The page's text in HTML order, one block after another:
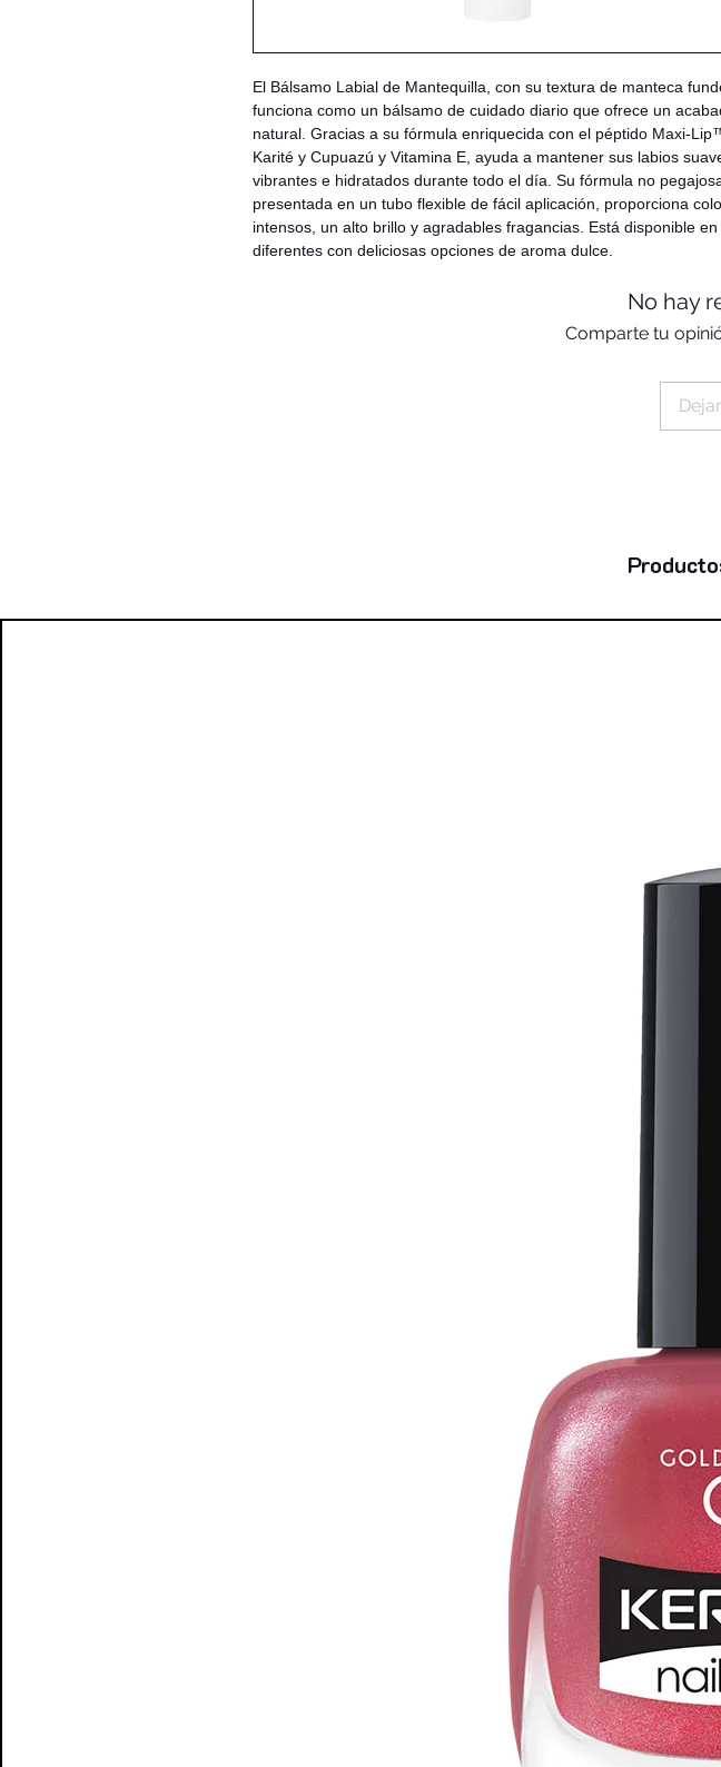
El Bálsamo Labial de Mantequilla, con su textura de manteca
funciona como un bálsamo de cuidado diario que ofrece un
natural. Gracias a su fórmula enriquecida con el péptido Maxi-
Karité y Cupuazú y Vitamina E, ayuda a mantener sus labios
vibrantes e hidratados durante todo el día. Su fórmula no
presentada en un tubo flexible de fácil aplicación, proporciona
intensos, un alto brillo y agradables fragancias. Está disponible
diferentes con deliciosas opciones de aroma dulce.
No hay
Comparte tu